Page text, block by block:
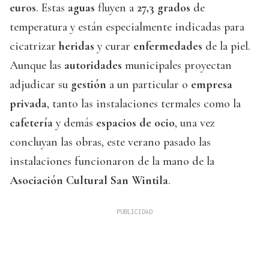
euros. Estas aguas fluyen a 27,3 grados de
temperatura y están especialmente indicadas para
cicatrizar heridas y curar enfermedades de la piel.
Aunque las autoridades municipales proyectan
adjudicar su gestión a un particular o empresa
privada, tanto las instalaciones termales como la
cafetería y demás espacios de ocio, una vez
concluyan las obras, este verano pasado las
instalaciones funcionaron de la mano de la
Asociación Cultural San Wintila.